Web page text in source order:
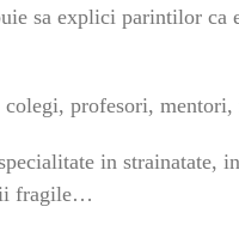
sa explici parintilor ca
profesori,
in strainatate,
fragile…